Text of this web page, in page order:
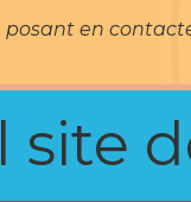
posant en